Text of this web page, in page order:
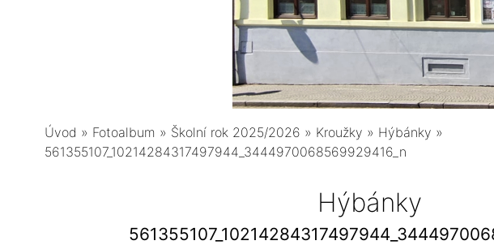
Úvod » Fotoalbum » Školní rok 2025/2026 » Kroužky » Hýbánky »
561355107_10214284317497944_3444970068569929416_n
Hýbánky